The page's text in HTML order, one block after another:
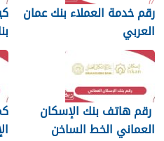
رقم خدمة العملاء بنك عمان
العربي
رقم هاتف بنك الإسكان
العماني الخط الساخن